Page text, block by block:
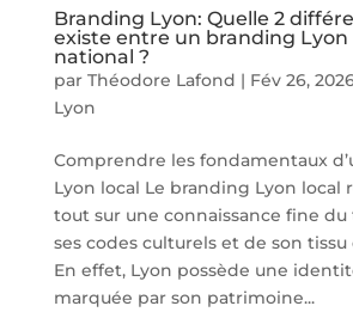
Branding Lyon: Quelle 2
existe entre un branding Lyon
national ?
par Théodore Lafond | Fév 26,
Lyon
Comprendre les fondamentaux
Lyon local Le branding Lyon local
tout sur une connaissance fine
ses codes culturels et de son
En effet, Lyon possède une
marquée par son patrimoine...